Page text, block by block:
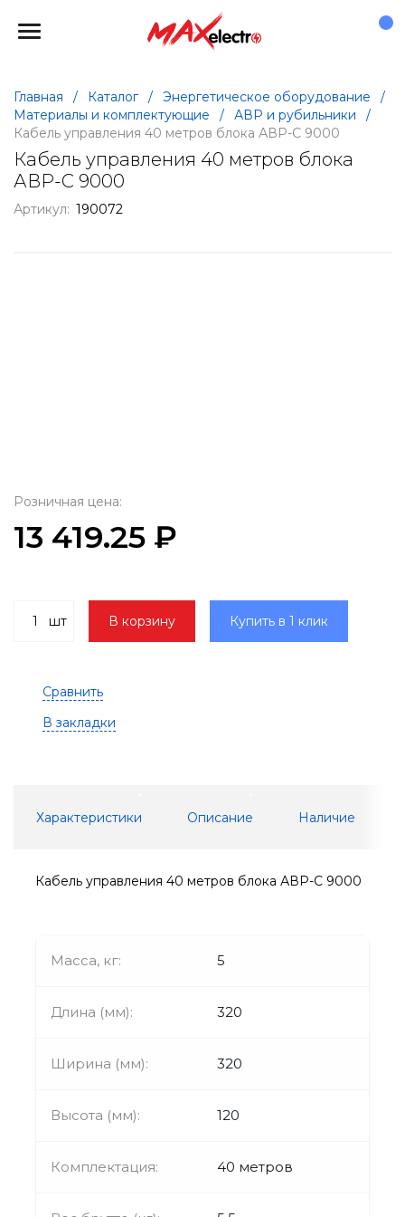
Главная / Каталог / Энергетическое оборудование
/
Материалы и комплектующие
/ АВР и рубильники
/
Кабель управления 40 метров блока АВР-С 9000
Кабель управления 40 метров блока
АВР-С 9000
Артикул: 190072
Розничная цена:
13 419.25 ₽
шт В корзину Купить в 1 клик
Сравнить
В закладки
Характеристики Описание Наличие
Кабель управления 40 метров блока АВР-С 9000
Масса, кг: 5
Длина (мм): 320
Ширина (мм): 320
Высота (мм): 120
Комплектация: 40 метров